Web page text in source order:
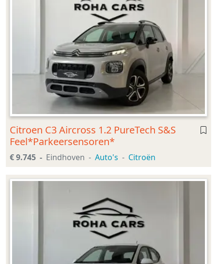
Citroen C3 Aircross 1.2 PureTech S&S
Feel*Parkeersensoren*
€ 9.745 Eindhoven Auto's Citroën